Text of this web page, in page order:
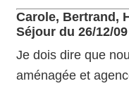
Carole, Bertrand,
Séjour du 26/12/
Je dois dire que
aménagée et